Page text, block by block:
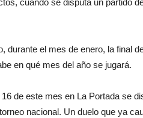
cuando se disputa un partido
durante el mes de enero, la final
en qué mes del año se jugará.
de este mes en La Portada se
nacional. Un duelo que ya